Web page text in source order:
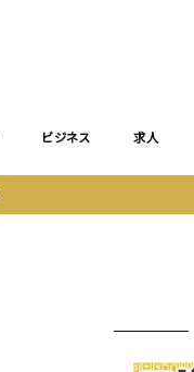
ビジネス 求人